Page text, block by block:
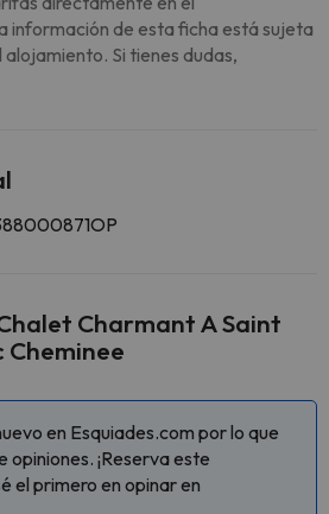
información de esta ficha está sujeta
Si tienes dudas,
Charmant A Saint
Cheminee
en Esquiades.com por lo que
opiniones. ¡Reserva este
el primero en opinar en